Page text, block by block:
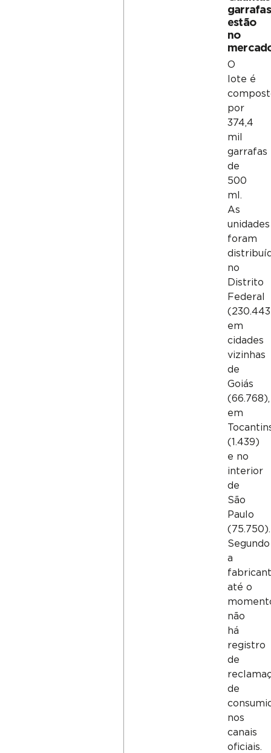
garrafas
estão
no
O
lote é
por
374,4
mil
garrafas
de
500
ml.
As
unidades
foram
no
Distrito
Federal
em
cidades
vizinhas
de
Goiás
(66.768),
em
(1.439)
e no
interior
de
São
Paulo
(75.750).
Segundo
a
até o
não
há
registro
de
de
nos
canais
oficiais.